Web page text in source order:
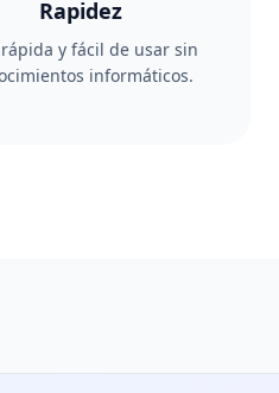
Rapidez
y fácil de usar sin
informáticos.